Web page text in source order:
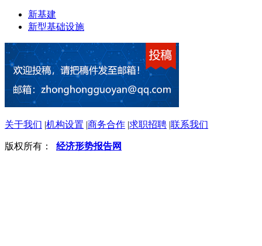
新基建
新型基础设施
关于我们 |机构设置 |商务合作 |求职招聘 |联系我们
版权所有： 经济形势报告网